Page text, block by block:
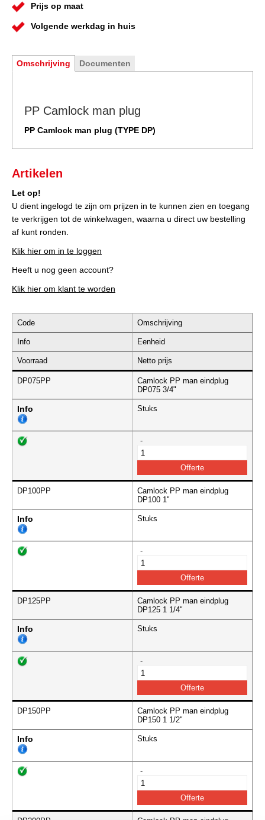
Prijs op maat
Volgende werkdag in huis
Omschrijving Documenten
PP Camlock man plug
PP Camlock man plug (TYPE DP)
Artikelen
Let op!
U dient ingelogd te zijn om prijzen in te kunnen zien en toegang
te verkrijgen tot de winkelwagen, waarna u direct uw bestelling
af kunt ronden.
Klik hier om in te loggen
Heeft u nog geen account?
Klik hier om klant te worden
Code Omschrijving
Info Eenheid
Voorraad Netto prijs
DP075PP
Camlock PP man eindplug
DP075 3/4"
Info Stuks
-
DP100PP
Camlock PP man eindplug
DP100 1"
Info Stuks
-
DP125PP
Camlock PP man eindplug
DP125 1 1/4"
Info Stuks
-
DP150PP
Camlock PP man eindplug
DP150 1 1/2"
Info Stuks
-